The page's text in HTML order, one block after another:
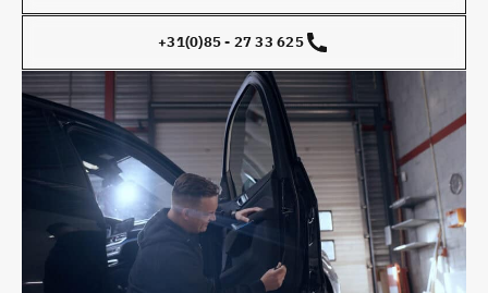
+31(0)85 - 27 33 625